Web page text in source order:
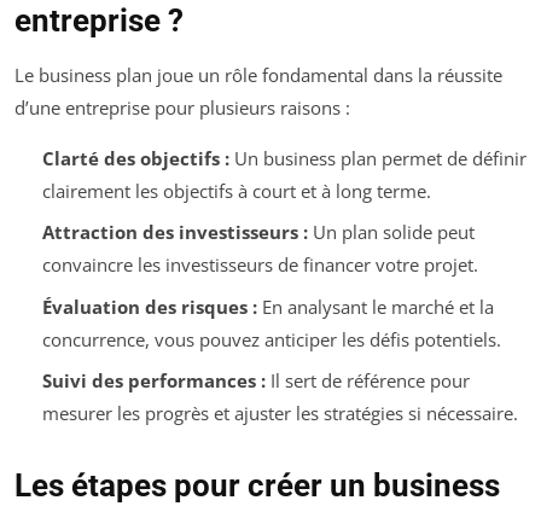
entreprise ?
Le business plan joue un rôle fondamental dans la réussite
d’une entreprise pour plusieurs raisons :
Clarté des objectifs :Un business plan permet de définir
clairement les objectifs à court et à long terme.
Attraction des investisseurs :Un plan solide peut
convaincre les investisseurs de financer votre projet.
Évaluation des risques :En analysant le marché et la
concurrence, vous pouvez anticiper les défis potentiels.
Suivi des performances :Il sert de référence pour
mesurer les progrès et ajuster les stratégies si nécessaire.
Les étapes pour créer un business